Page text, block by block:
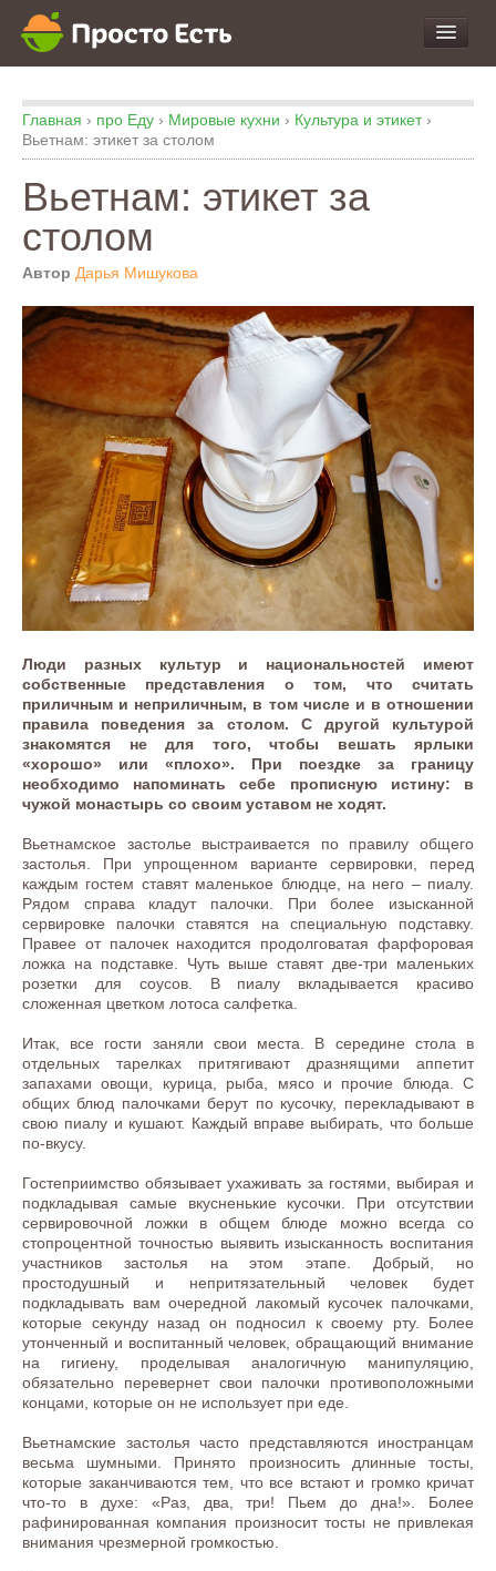
про Еду
про Кухню
про Экспертизу
Главная › про Еду › Мировые кухни › Культура и этикет›
Вьетнам: этикет за столом
Вьетнам: этикет за
столом
Автор Дарья Мишукова
Люди разных культур и национальностей имеют
собственные представления о том, что считать
приличным и неприличным, в том числе и в отношении
правила поведения за столом. С другой культурой
знакомятся не для того, чтобы вешать ярлыки
«хорошо» или «плохо». При поездке за границу
необходимо напоминать себе прописную истину: в
чужой монастырь со своим уставом не ходят.
Вьетнамское застолье выстраивается по правилу общего
застолья. При упрощенном варианте сервировки, перед
каждым гостем ставят маленькое блюдце, на него – пиалу.
Рядом справа кладут палочки. При более изысканной
сервировке палочки ставятся на специальную подставку.
Правее от палочек находится продолговатая фарфоровая
ложка на подставке. Чуть выше ставят две-три маленьких
розетки для соусов. В пиалу вкладывается красиво
сложенная цветком лотоса салфетка.
Итак, все гости заняли свои места. В середине стола в
отдельных тарелках притягивают дразнящими аппетит
запахами овощи, курица, рыба, мясо и прочие блюда. С
общих блюд палочками берут по кусочку, перекладывают в
свою пиалу и кушают. Каждый вправе выбирать, что больше
по-вкусу.
Гостеприимство обязывает ухаживать за гостями, выбирая и
подкладывая самые вкусненькие кусочки. При отсутствии
сервировочной ложки в общем блюде можно всегда со
стопроцентной точностью выявить изысканность воспитания
участников застолья на этом этапе. Добрый, но
простодушный и непритязательный человек будет
подкладывать вам очередной лакомый кусочек палочками,
которые секунду назад он подносил к своему рту. Более
утонченный и воспитанный человек, обращающий внимание
на гигиену, проделывая аналогичную манипуляцию,
обязательно перевернет свои палочки противоположными
концами, которые он не использует при еде.
Вьетнамские застолья часто представляются иностранцам
весьма шумными. Принято произносить длинные тосты,
которые заканчиваются тем, что все встают и громко кричат
что-то в духе: «Раз, два, три! Пьем до дна!». Более
рафинированная компания произносит тосты не привлекая
внимания чрезмерной громкостью.